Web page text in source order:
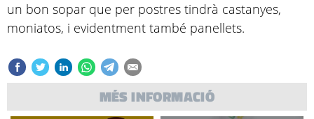
un bon sopar que per postres tindrà castanyes,
moniatos, i evidentment també panellets.
MÉS INFORMACIÓ